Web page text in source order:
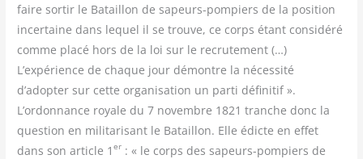
faire sor­tir le Bataillon de sapeurs-pom­piers de la posi­tion
incer­taine dans lequel il se trouve, ce corps étant consi­dé­ré
comme pla­cé hors de la loi sur le recru­te­ment (…)
L’expérience de chaque jour démontre la néces­si­té
d’adopter sur cette orga­ni­sa­tion un par­ti défi­ni­tif ».
L’ordonnance royale du 7 novembre 1821 tranche donc la
ques­tion en mili­ta­ri­sant le Bataillon. Elle édicte en effet
dans son article 1er : « le corps des sapeurs-pom­piers de